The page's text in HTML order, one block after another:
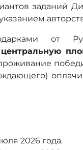
заданий
от
центральную
2026 года.